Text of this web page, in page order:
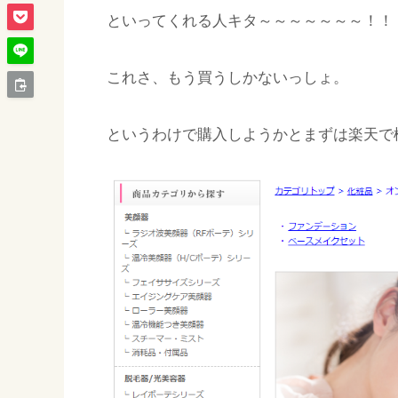
といってくれる人キタ～～～～～～～！！
これさ、もう買うしかないっしょ。
というわけで購入しようかとまずは楽天